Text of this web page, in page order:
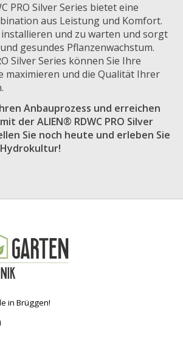
PRO Silver Series bietet eine
aus Leistung und Komfort.
und zu warten und sorgt
gesundes Pflanzenwachstum.
Silver Series können Sie Ihre
maximieren und die Qualität Ihrer
Anbauprozess und erreichen
der ALIEN® RDWC PRO Silver
Sie noch heute und erleben Sie
in Brüggen!